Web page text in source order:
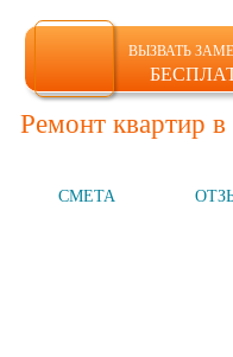
ВЫЗВАТЬ
Ремонт квартир
СМЕТА